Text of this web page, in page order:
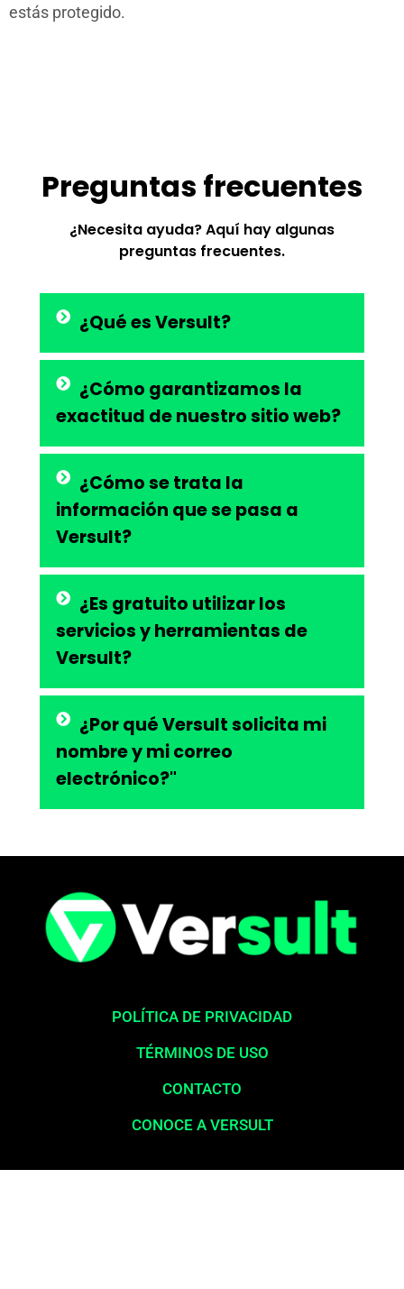
estás protegido.
Preguntas frecuentes
¿Necesita ayuda? Aquí hay algunas
preguntas frecuentes.
¿Qué es Versult?
¿Cómo garantizamos la
exactitud de nuestro sitio web?
¿Cómo se trata la
información que se pasa a
Versult?
¿Es gratuito utilizar los
servicios y herramientas de
Versult?
¿Por qué Versult solicita mi
nombre y mi correo
electrónico?"
POLÍTICA DE PRIVACIDAD
TÉRMINOS DE USO
CONTACTO
CONOCE A VERSULT